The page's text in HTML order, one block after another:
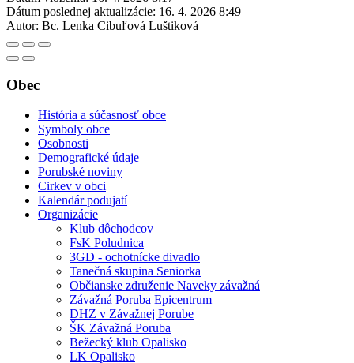
Dátum poslednej aktualizácie: 16. 4. 2026 8:49
Autor: Bc. Lenka Cibuľová Luštiková
Obec
História a súčasnosť obce
Symboly obce
Osobnosti
Demografické údaje
Porubské noviny
Cirkev v obci
Kalendár podujatí
Organizácie
Klub dôchodcov
FsK Poludnica
3GD - ochotnícke divadlo
Tanečná skupina Seniorka
Občianske združenie Naveky závažná
Závažná Poruba Epicentrum
DHZ v Závažnej Porube
ŠK Závažná Poruba
Bežecký klub Opalisko
LK Opalisko